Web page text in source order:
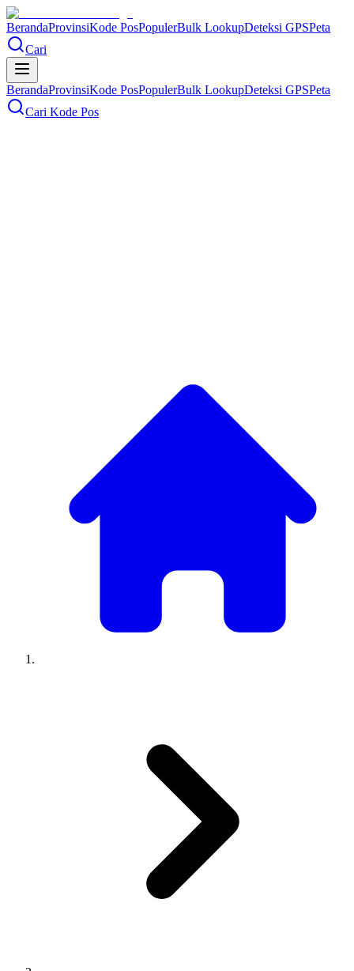
BerandaProvinsiKode PosPopulerBulk LookupDeteksi GPSPeta
Cari
BerandaProvinsiKode PosPopulerBulk LookupDeteksi GPSPeta
Cari Kode Pos